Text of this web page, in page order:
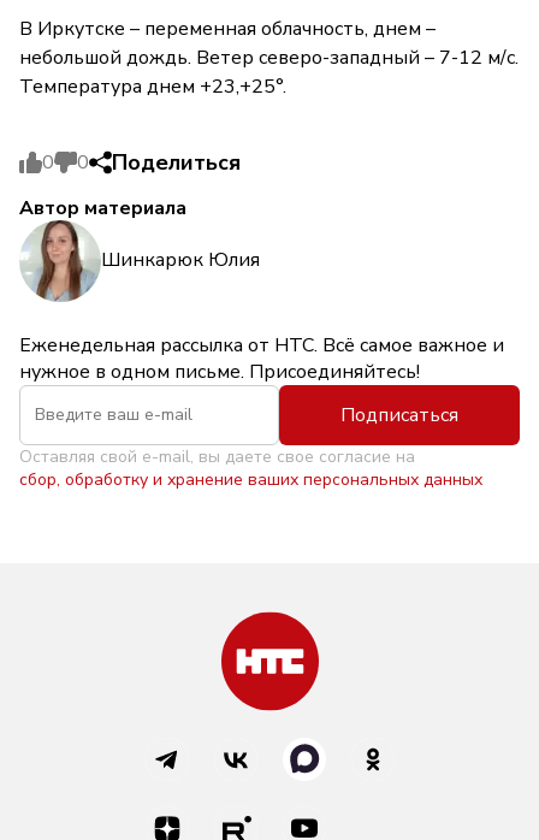
В Иркутске – переменная облачность, днем –
небольшой дождь. Ветер северо-западный – 7-12 м/с.
Температура днем +23,+25°.
0 0 Поделиться
Автор материала
Шинкарюк Юлия
Еженедельная рассылка от НТС. Всё самое важное и
нужное в одном письме. Присоединяйтесь!
Подписаться
Оставляя свой e-mail, вы даете свое согласие на
сбор, обработку и хранение ваших персональных данных